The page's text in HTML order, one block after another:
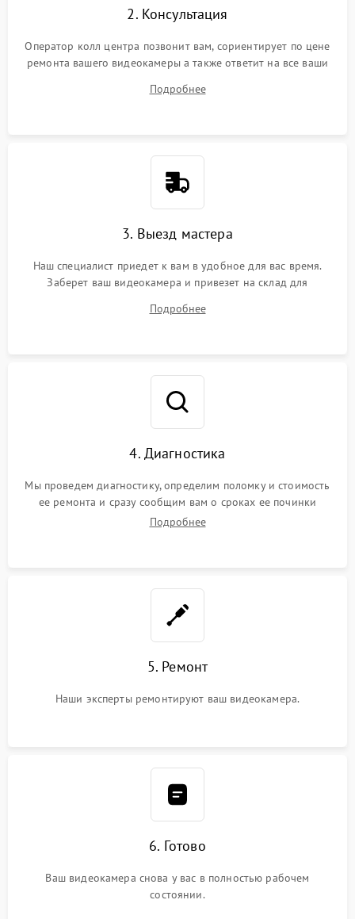
2. Консультация
Оператор колл центра позвонит вам, сориентирует по цене
ремонта вашего видеокамеры а также ответит на все ваши
Подробнее
3. Выезд мастера
Наш специалист приедет к вам в удобное для вас время.
Заберет ваш видеокамера и привезет на склад для
Подробнее
4. Диагностика
Мы проведем диагностику, определим поломку и стоимость
ее ремонта и сразу сообщим вам о сроках ее починки
Подробнее
5. Ремонт
Наши эксперты ремонтируют ваш видеокамера.
6. Готово
Ваш видеокамера снова у вас в полностью рабочем
состоянии.